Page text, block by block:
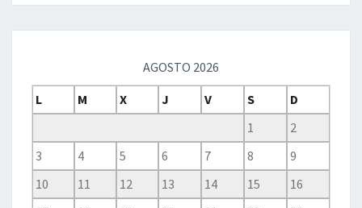
AGOSTO 2026
L
M X J V S
D
1
2
3
4 5 6 7 8
9
10
11 12 13 14 15
16